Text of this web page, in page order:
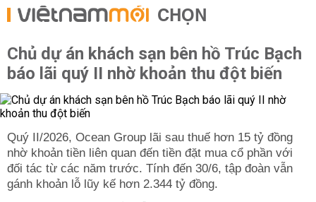
CHỌN
Chủ dự án khách sạn bên hồ Trúc Bạch
báo lãi quý II nhờ khoản thu đột biến
Quý II/2026, Ocean Group lãi sau thuế hơn 15 tỷ đồng
nhờ khoản tiền liên quan đến tiền đặt mua cổ phần với
đối tác từ các năm trước. Tính đến 30/6, tập đoàn vẫn
gánh khoản lỗ lũy kế hơn 2.344 tỷ đồng.